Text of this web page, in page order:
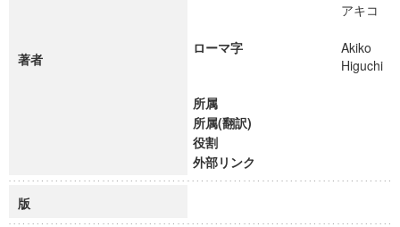
著者
アキコ
ローマ字
Akiko
Higuchi
所属
所属(翻訳)
役割
外部リンク
版